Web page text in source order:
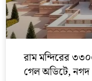
রাম মন্দিরের
গেল অডিটে, নগদ